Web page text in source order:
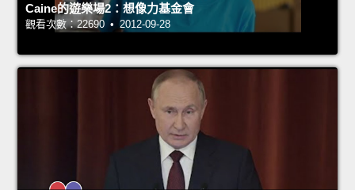
Caine的遊樂場2：想像力基金會
觀看次數：22690 • 2012-09-28